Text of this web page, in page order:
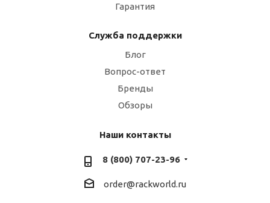
Гарантия
Служба поддержки
Блог
Вопрос-ответ
Бренды
Обзоры
Наши контакты
8 (800) 707-23-96
order@rackworld.ru